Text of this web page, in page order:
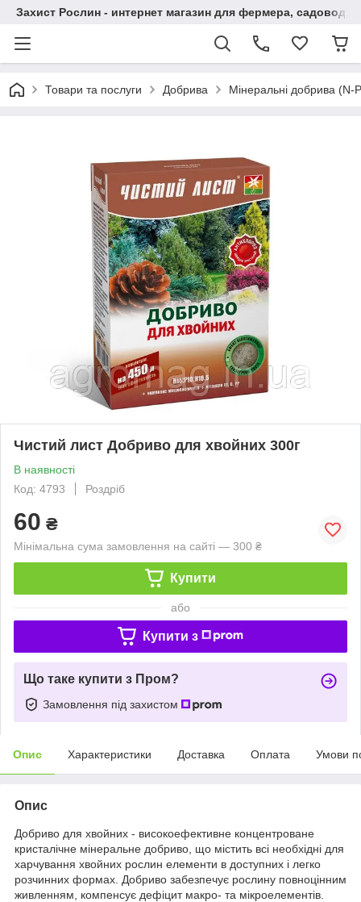
Захист Рослин - интернет магазин для фермера,
Товари та послуги Добрива Мінеральні добрива (N-
Чистий лист Добриво для хвойних 300г
В наявності
Код: 4793
Роздріб
60 ₴
Мінімальна сума замовлення на сайті — 300 ₴
Купити
або
Купити з
Що таке купити з Пром?
Замовлення під захистом
Опис Характеристики Доставка Оплата Умови
Опис
Добриво для хвойних - високоефективне концентроване
кристалічне мінеральне добриво, що містить всі необхідні для
харчування хвойних рослин елементи в доступних і легко
розчинних формах. Добриво забезпечує рослину повноцінним
живленням, компенсує дефіцит макро- та мікроелементів.